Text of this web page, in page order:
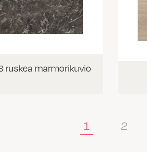
ruskea marmorikuvio
1 2